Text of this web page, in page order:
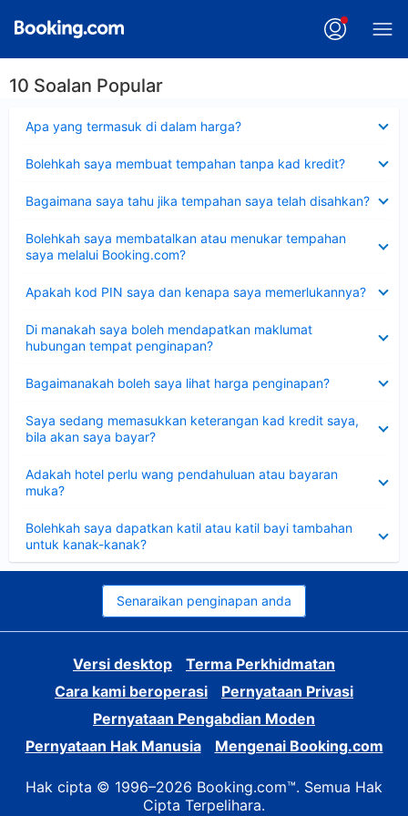
10 Soalan Popular
Apa yang termasuk di dalam harga?
Bolehkah saya membuat tempahan tanpa kad kredit?
Bagaimana saya tahu jika tempahan saya telah disahkan?
Bolehkah saya membatalkan atau menukar tempahan
saya melalui Booking.com?
Apakah kod PIN saya dan kenapa saya memerlukannya?
Di manakah saya boleh mendapatkan maklumat
hubungan tempat penginapan?
Bagaimanakah boleh saya lihat harga penginapan?
Saya sedang memasukkan keterangan kad kredit saya,
bila akan saya bayar?
Adakah hotel perlu wang pendahuluan atau bayaran
muka?
Bolehkah saya dapatkan katil atau katil bayi tambahan
untuk kanak-kanak?
Senaraikan penginapan anda
Versi desktop
Terma Perkhidmatan
Cara kami beroperasi
Pernyataan Privasi
Pernyataan Pengabdian Moden
Pernyataan Hak Manusia
Mengenai Booking.com
Hak cipta © 1996–2026 Booking.com™. Semua Hak
Cipta Terpelihara.